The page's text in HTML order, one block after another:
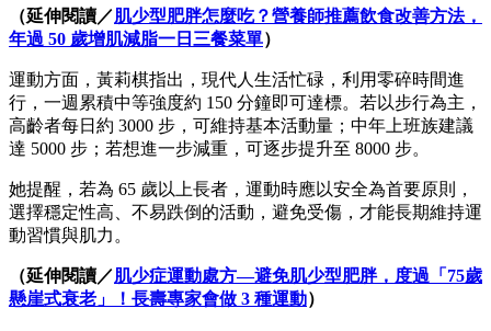
（延伸閱讀／肌少型肥胖怎麼吃？營養師推薦飲食改善方法，
年過 50 歲增肌減脂一日三餐菜單）
運動方面，黃莉棋指出，現代人生活忙碌，利用零碎時間進
行，一週累積中等強度約 150 分鐘即可達標。若以步行為主，
高齡者每日約 3000 步，可維持基本活動量；中年上班族建議
達 5000 步；若想進一步減重，可逐步提升至 8000 步。
她提醒，若為 65 歲以上長者，運動時應以安全為首要原則，
選擇穩定性高、不易跌倒的活動，避免受傷，才能長期維持運
動習慣與肌力。
（延伸閱讀／肌少症運動處方—避免肌少型肥胖，度過「75歲
懸崖式衰老」！長壽專家會做 3 種運動）